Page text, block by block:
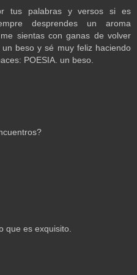
tus palabras y versos si es
desprendes un aroma
sientas con ganas de volver
beso y sé muy feliz haciendo
POESIA. un beso.
que es exquisito.